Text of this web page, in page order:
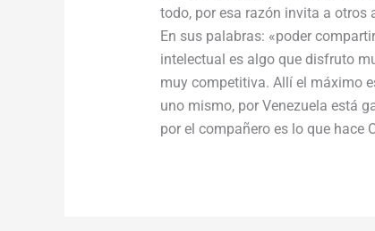
todo, por esa razón invita a
En sus palabras: «poder
intelectual es algo que disfruto
muy competitiva. Allí el máximo
uno mismo, por Venezuela está
por el compañero es lo que hace